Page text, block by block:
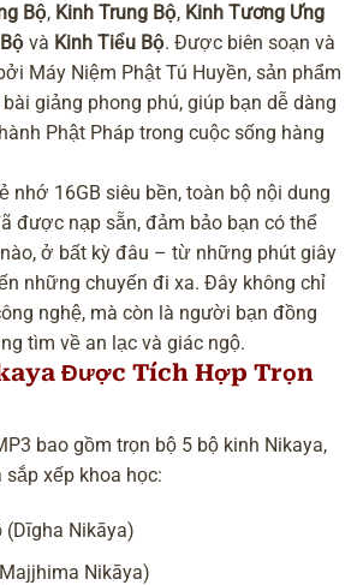
Bộ, Kinh Trung Bộ, Kinh Tương Ưng
và Kinh Tiểu Bộ. Được biên soạn và
Máy Niệm Phật Tú Huyền, sản phẩm
giảng phong phú, giúp bạn dễ dàng
Phật Pháp trong cuộc sống hàng
nhớ 16GB siêu bền, toàn bộ nội dung
được nạp sẵn, đảm bảo bạn có thể
ở bất kỳ đâu – từ những phút giây
những chuyến đi xa. Đây không chỉ
nghệ, mà còn là người bạn đồng
tìm về an lạc và giác ngộ.
Được Tích Hợp Trọn
bao gồm trọn bộ 5 bộ kinh Nikaya,
xếp khoa học:
(Dīgha Nikāya)
Nikāya)